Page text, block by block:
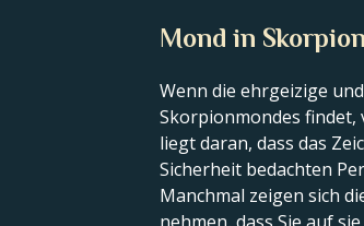
Mond in Skorpion
Wenn die ehrgeizige
Skorpionmondes findet,
liegt daran, dass das
Sicherheit bedachten
Manchmal zeigen sich